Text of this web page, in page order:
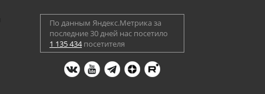
По данным Яндекс.Метрика за
последние 30 дней нас посетило
1 135 434посетителя